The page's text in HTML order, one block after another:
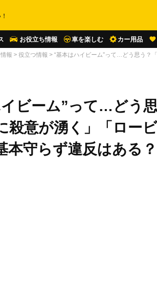
お役立ち情報 車を楽しむ カー用品
報 > 役立つ情報 > “基本はハイビーム”って…どう思う？
ビーム”って…どう
殺意が湧く」「ロー
本守らず違反はある？